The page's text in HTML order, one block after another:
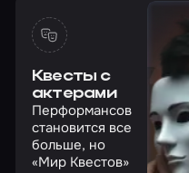
Квесты с
актерами
Перформансов
становится все
больше, но
«Мир Квестов»